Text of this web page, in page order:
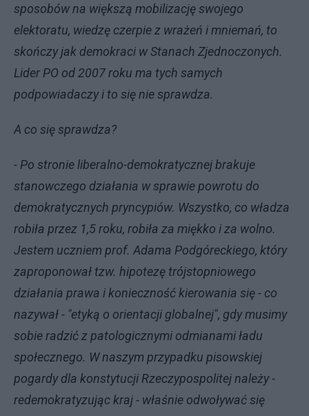
sposobów na większą mobilizację swojego
elektoratu, wiedzę czerpie z wrażeń i mniemań, to
skończy jak demokraci w Stanach Zjednoczonych.
Lider PO od 2007 roku ma tych samych
podpowiadaczy i to się nie sprawdza.
A co się sprawdza?
- Po stronie liberalno-demokratycznej brakuje
stanowczego działania w sprawie powrotu do
demokratycznych pryncypiów. Wszystko, co władza
robiła przez 1,5 roku, robiła za miękko i za wolno.
Jestem uczniem prof. Adama Podgóreckiego, który
zaproponował tzw. hipotezę trójstopniowego
działania prawa i konieczność kierowania się - co
nazywał - "etyką o orientacji globalnej", gdy musimy
sobie radzić z patologicznymi odmianami ładu
społecznego. W naszym przypadku pisowskiej
pogardy dla konstytucji Rzeczypospolitej należy -
redemokratyzując kraj - właśnie odwoływać się